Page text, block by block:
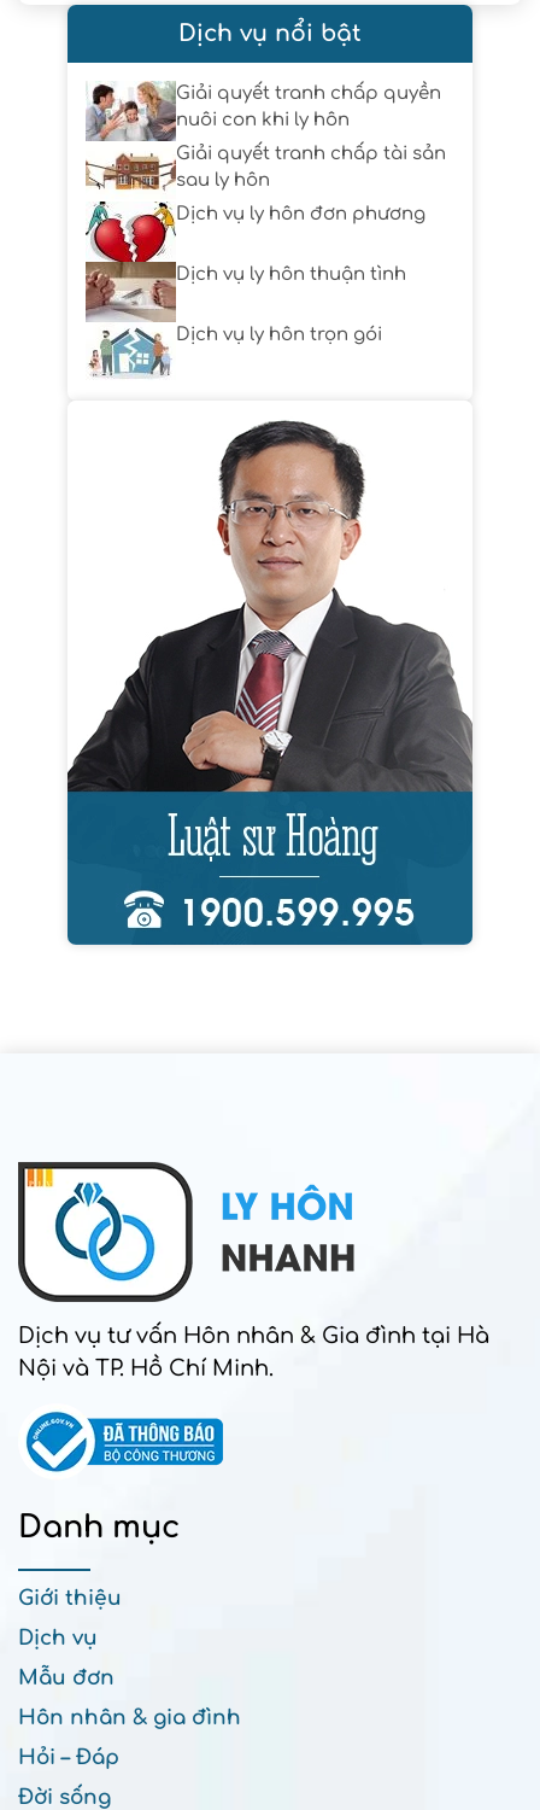
Dịch vụ nổi bật
Giải quyết tranh chấp quyền
nuôi con khi ly hôn
Giải quyết tranh chấp tài sản
sau ly hôn
Dịch vụ ly hôn đơn phương
Dịch vụ ly hôn thuận tình
Dịch vụ ly hôn trọn gói
Dịch vụ tư vấn Hôn nhân & Gia đình tại Hà
Nội và TP. Hồ Chí Minh.
Danh mục
Giới thiệu
Dịch vụ
Mẫu đơn
Hôn nhân & gia đình
Hỏi – Đáp
Đời sống